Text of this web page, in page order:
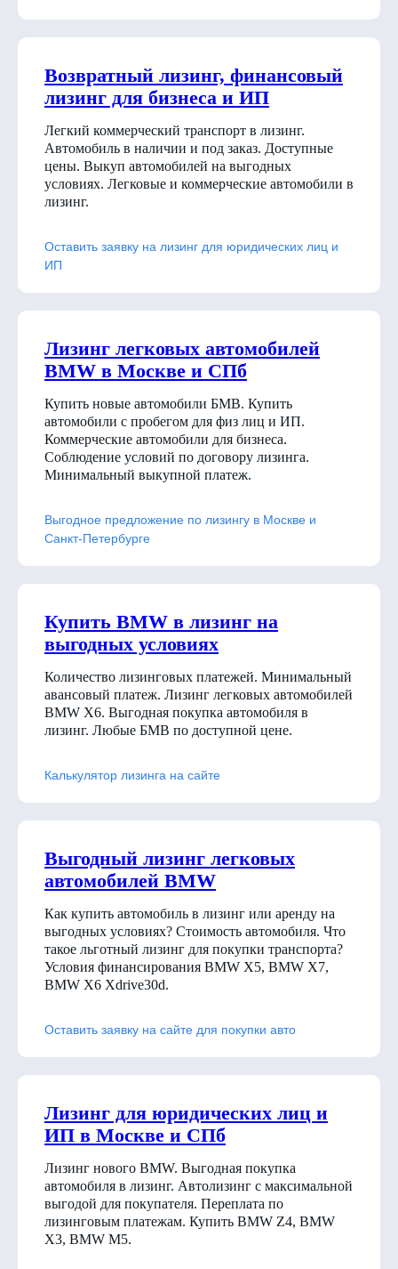
Возвратный лизинг, финансовый
лизинг для бизнеса и ИП
Легкий коммерческий транспорт в лизинг.
Автомобиль в наличии и под заказ. Доступные
цены. Выкуп автомобилей на выгодных
условиях. Легковые и коммерческие автомобили в
лизинг.
Оставить заявку на лизинг для юридических лиц и
ИП
Лизинг легковых автомобилей
BMW в Москве и СПб
Купить новые автомобили БМВ. Купить
автомобили с пробегом для физ лиц и ИП.
Коммерческие автомобили для бизнеса.
Соблюдение условий по договору лизинга.
Минимальный выкупной платеж.
Выгодное предложение по лизингу в Москве и
Санкт-Петербурге
Купить BMW в лизинг на
выгодных условиях
Количество лизинговых платежей. Минимальный
авансовый платеж. Лизинг легковых автомобилей
BMW X6. Выгодная покупка автомобиля в
лизинг. Любые БМВ по доступной цене.
Калькулятор лизинга на сайте
Выгодный лизинг легковых
автомобилей BMW
Как купить автомобиль в лизинг или аренду на
выгодных условиях? Стоимость автомобиля. Что
такое льготный лизинг для покупки транспорта?
Условия финансирования BMW X5, BMW X7,
BMW X6 Xdrive30d.
Оставить заявку на сайте для покупки авто
Лизинг для юридических лиц и
ИП в Москве и СПб
Лизинг нового BMW. Выгодная покупка
автомобиля в лизинг. Автолизинг с максимальной
выгодой для покупателя. Переплата по
лизинговым платежам. Купить BMW Z4, BMW
X3, BMW M5.